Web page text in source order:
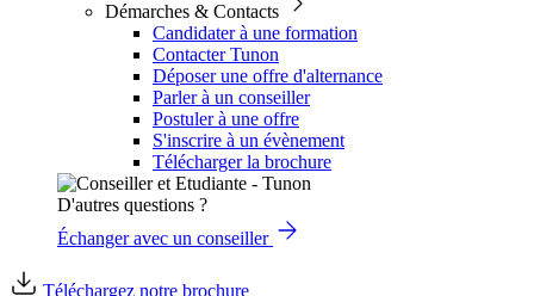
Démarches & Contacts
Candidater à une formation
Contacter Tunon
Déposer une offre d'alternance
Parler à un conseiller
Postuler à une offre
S'inscrire à un évènement
Télécharger la brochure
D'autres questions ?
Échanger avec un conseiller
Téléchargez notre brochure